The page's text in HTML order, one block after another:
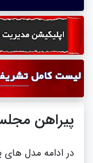
پیراهن
در ادامه مدل های